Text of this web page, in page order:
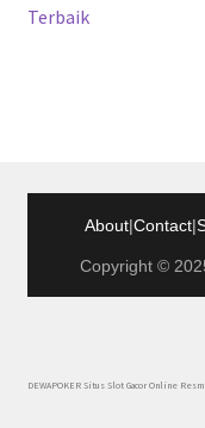
Terbaik
About|Contact|
Copyright ©
DEWAPOKER Situs Slot Gacor Online